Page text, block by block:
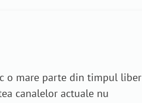
o mare parte din timpul liber
canalelor actuale nu